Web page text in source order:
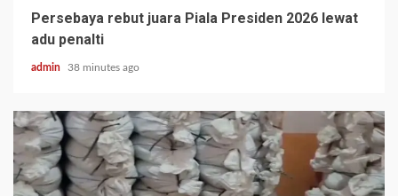
Persebaya rebut juara Piala Presiden 2026 lewat
adu penalti
admin 38 minutes ago